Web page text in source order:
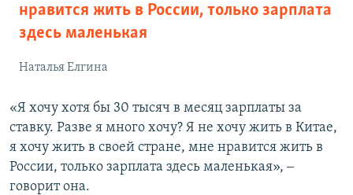
нравится жить в России, только зарплата
здесь маленькая
Наталья Елгина
«Я хочу хотя бы 30 тысяч в месяц зарплаты за
ставку. Разве я много хочу? Я не хочу жить в Китае,
я хочу жить в своей стране, мне нравится жить в
России, только зарплата здесь маленькая», ‒
говорит она.